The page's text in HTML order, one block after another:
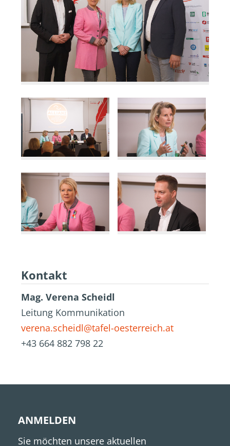
Kontakt
Mag. Verena Scheidl
Leitung Kommunikation
verena.scheidl@tafel-oesterreich.at
+43 664 882 798 22
ANMELDEN
Sie möchten unsere aktuellen